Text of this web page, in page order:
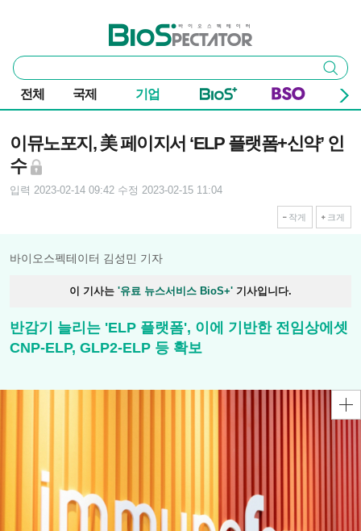
바이오스펙테이터
통
합
검
색
검색
전체 국제 기업
이뮤노포지, 美 페이지서 ‘ELP 플랫폼+신약’ 인
수
입력 2023-02-14 09:42 수정 2023-02-15 11:04
작게 크게
바이오스펙테이터 김성민 기자
이 기사는 '유료 뉴스서비스 BioS+' 기사입니다.
반감기 늘리는 'ELP 플랫폼', 이에 기반한 전임상에셋
CNP-ELP, GLP2-ELP 등 확보